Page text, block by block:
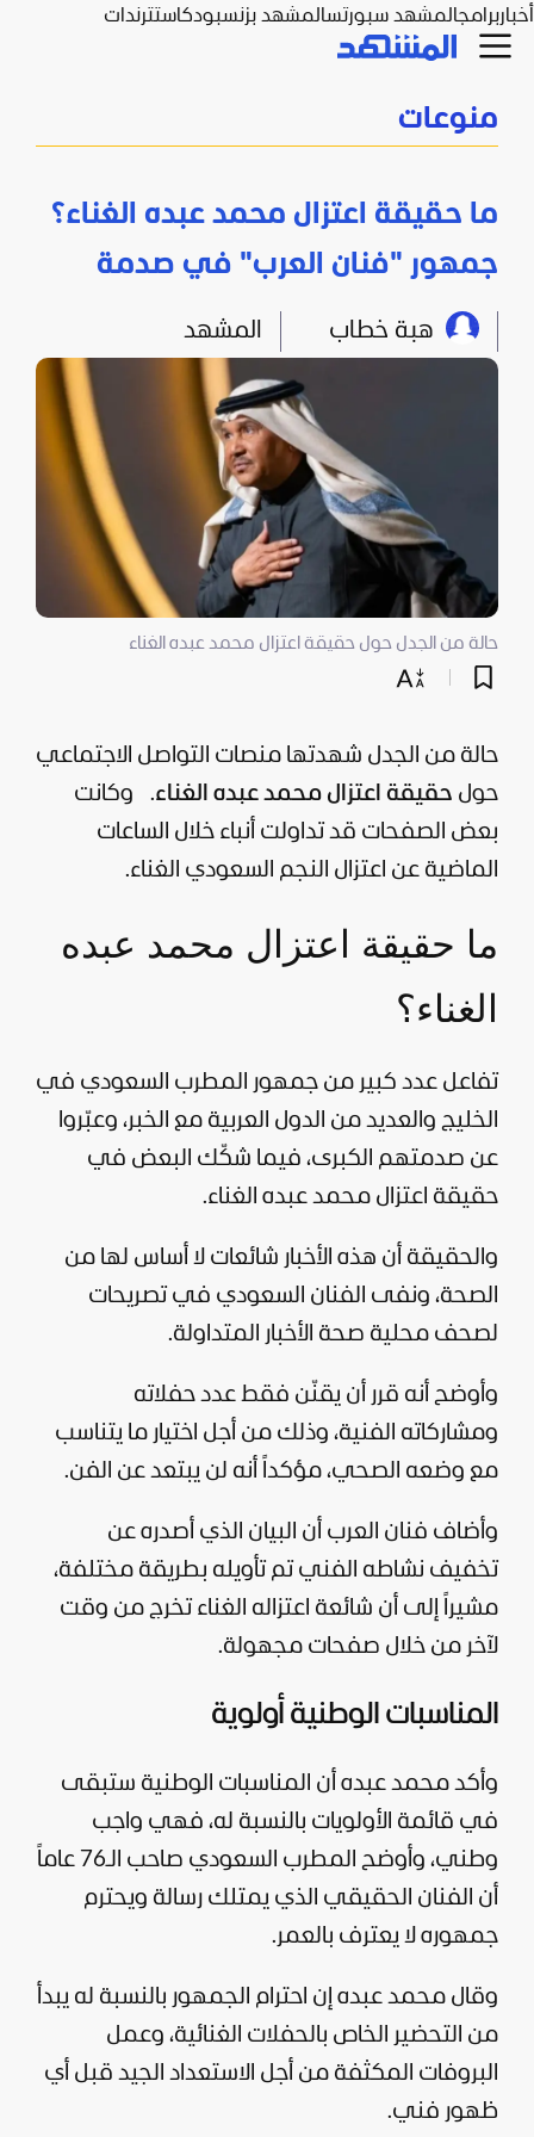
أخباربرامجالمشهد سبورتسالمشهد بزنسبودكاستترندات
منوعات
ما حقيقة اعتزال محمد عبده الغناء؟
جمهور "فنان العرب" في صدمة
هبة خطاب المشهد
حالة من الجدل حول حقيقة اعتزال محمد عبده الغناء
حالة من الجدل شهدتها منصات التواصل الاجتماعي
حول حقيقة اعتزال محمد عبده الغناء. وكانت
بعض الصفحات قد تداولت أنباء خلال الساعات
الماضية عن اعتزال النجم السعودي الغناء.
ما حقيقة اعتزال محمد عبده
الغناء؟
تفاعل عدد كبير من جمهور المطرب السعودي في
الخليج والعديد من الدول العربية مع الخبر، وعبّروا
عن صدمتهم الكبرى، فيما شكّك البعض في
حقيقة اعتزال محمد عبده الغناء.
والحقيقة أن هذه الأخبار شائعات لا أساس لها من
الصحة، ونفى الفنان السعودي في تصريحات
لصحف محلية صحة الأخبار المتداولة.
وأوضح أنه قرر أن يقنّن فقط عدد حفلاته
ومشاركاته الفنية، وذلك من أجل اختيار ما يتناسب
مع وضعه الصحي، مؤكداً أنه لن يبتعد عن الفن.
وأضاف فنان العرب أن البيان الذي أصدره عن
تخفيف نشاطه الفني تم تأويله بطريقة مختلفة،
مشيراً إلى أن شائعة اعتزاله الغناء تخرج من وقت
لآخر من خلال صفحات مجهولة.
المناسبات الوطنية أولوية
وأكد محمد عبده أن المناسبات الوطنية ستبقى
في قائمة الأولويات بالنسبة له، فهي واجب
وطني، وأوضح المطرب السعودي صاحب الـ76 عاماً
أن الفنان الحقيقي الذي يمتلك رسالة ويحترم
جمهوره لا يعترف بالعمر.
وقال محمد عبده إن احترام الجمهور بالنسبة له يبدأ
من التحضير الخاص بالحفلات الغنائية، وعمل
البروفات المكثفة من أجل الاستعداد الجيد قبل أي
ظهور فني.